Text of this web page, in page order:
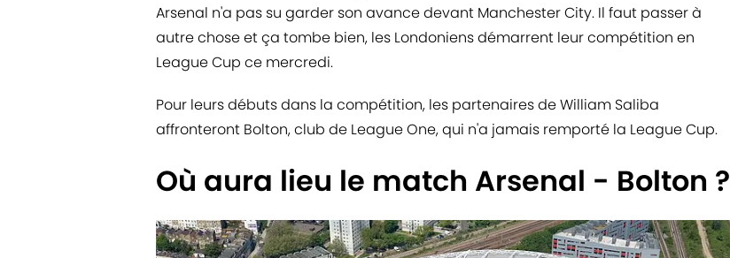
Arsenal n'a pas su garder son avance devant Manchester City. Il faut passer à
autre chose et ça tombe bien, les Londoniens démarrent leur compétition en
League Cup ce mercredi.
Pour leurs débuts dans la compétition, les partenaires de William Saliba
affronteront Bolton, club de League One, qui n'a jamais remporté la League Cup.
Où aura lieu le match Arsenal - Bolton ?